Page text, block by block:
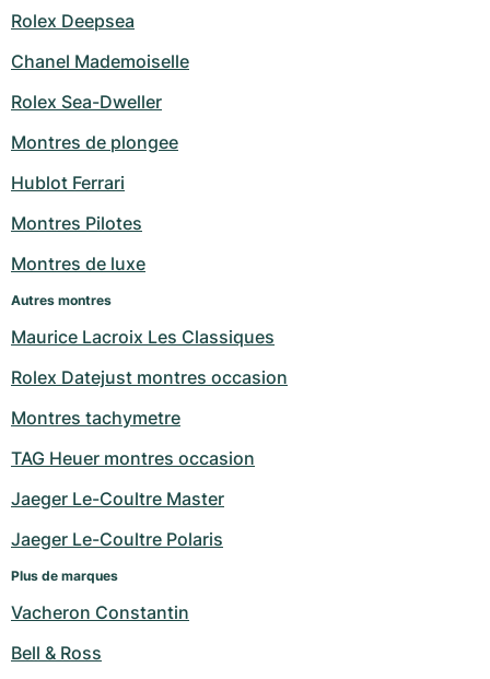
Rolex Deepsea
Chanel Mademoiselle
Rolex Sea-Dweller
Montres de plongee
Hublot Ferrari
Montres Pilotes
Montres de luxe
Autres montres
Maurice Lacroix Les Classiques
Rolex Datejust montres occasion
Montres tachymetre
TAG Heuer montres occasion
Jaeger Le-Coultre Master
Jaeger Le-Coultre Polaris
Plus de marques
Vacheron Constantin
Bell & Ross